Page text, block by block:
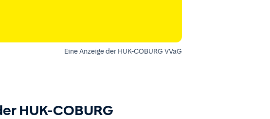
Eine Anzeige der HUK-COBURG VVaG
HUK-COBURG